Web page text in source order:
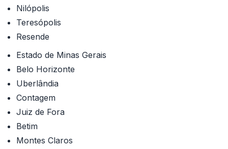
Nilópolis
Teresópolis
Resende
Estado de Minas Gerais
Belo Horizonte
Uberlândia
Contagem
Juiz de Fora
Betim
Montes Claros